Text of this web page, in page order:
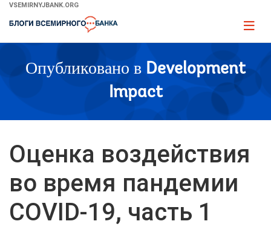
Skip
Main
VSEMIRNYJBANK.ORG
Page
Опубликовано в Development
Impact
Оценка воздействия
во время пандемии
COVID-19, часть 1